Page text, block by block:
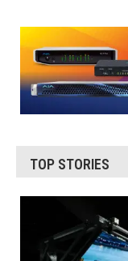
TOP STORIES